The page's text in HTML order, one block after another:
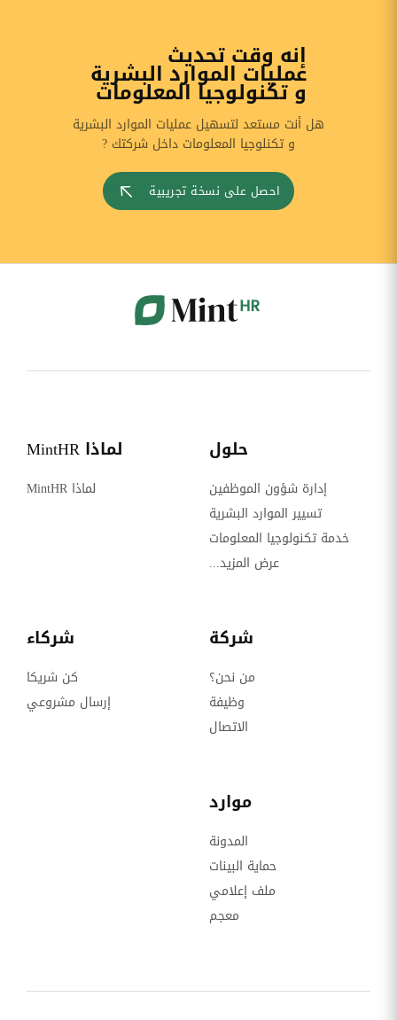
إنه وقت تحديث
عمليات الموارد البشرية
و تكنولوجيا المعلومات
هل أنت مستعد لتسهيل عمليات الموارد البشرية
و تكنلوجيا المعلومات داخل شركتك ?
احصل على نسخة تجريبية
حلول
إدارة شؤون الموظفين
تسيير الموارد البشرية
خدمة تكنولوجيا المعلومات
عرض المزيد...
لماذا MintHR
لماذا MintHR
شركة
من نحن؟
وظيفة
الاتصال
شركاء
كن شريكا
إرسال مشروعي
موارد
المدونة
حماية البينات
ملف إعلامي
معجم